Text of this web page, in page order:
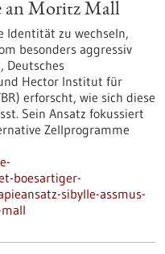
an Moritz Mall
Identität zu wechseln,
besonders aggressiv
Deutsches
Hector Institut für
erforscht, wie sich diese
Sein Ansatz fokussiert
Zellprogramme
boesartiger-
sibylle-assmus-